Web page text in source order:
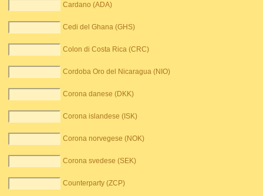
Cardano (ADA)
Cedi del Ghana (GHS)
Colon di Costa Rica (CRC)
Cordoba Oro del Nicaragua (NIO)
Corona danese (DKK)
Corona islandese (ISK)
Corona norvegese (NOK)
Corona svedese (SEK)
Counterparty (ZCP)